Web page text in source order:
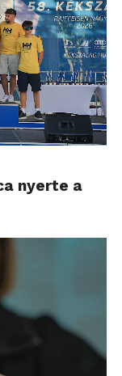
nyerte a